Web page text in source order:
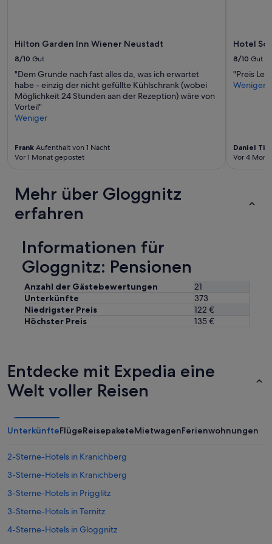
Hilton Garden Inn Wiener Neustadt
8/10 Gut
"Dem Grunde nach fast alles da, was ich erwartet
habe - einzig der nicht gefüllte Kühlschrank (wobei
Möglichkeit 24 Stunden aan der Rezeption) wäre von
Vorteil"
Weniger
Frank Aufenthalt von 1 Nacht
Vor 1 Monat gepostet
Hotel
8/10 Gut
"Preis
Weniger
Daniel
Vor 4
Mehr über Gloggnitz
erfahren
Informationen für
Gloggnitz: Pensionen
Anzahl der Gästebewertungen
21
Unterkünfte
373
Niedrigster Preis
122 €
Höchster Preis
135 €
Entdecke mit Expedia eine
Welt voller Reisen
UnterkünfteFlügeReisepaketeMietwagenFerienwohnungen
2-Sterne-Hotels in Kranichberg
3-Sterne-Hotels in Kranichberg
3-Sterne-Hotels in Prigglitz
3-Sterne-Hotels in Ternitz
4-Sterne-Hotels in Gloggnitz